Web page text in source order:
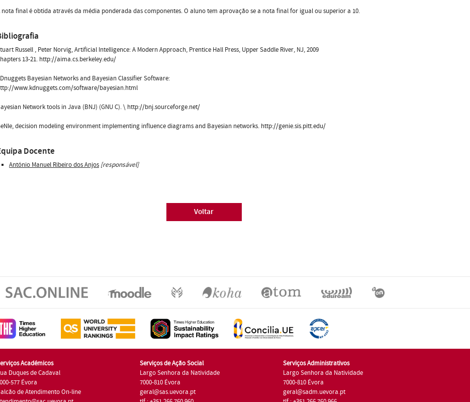
nota final é obtida através da média ponderada das componentes. O aluno tem aprovação se a nota final for igual ou superior a 10.
Russell , Peter Norvig, Artificial Intelligence: A Modern Approach, Prentice Hall Press, Upper Saddle River, NJ, 2009
13-21. http://aima.cs.berkeley.edu/
Bayesian Networks and Bayesian Classifier Software:
www.kdnuggets.com/software/bayesian.html
Network tools in Java (BNJ) (GNU C). \ http://bnj.sourceforge.net/
decision modeling environment implementing influence diagrams and Bayesian networks. http://genie.sis.pitt.edu/
Docente
António Manuel Ribeiro dos Anjos [responsável]
Voltar
Académicos
Duques de Cadaval
577 Évora
de Atendimento On-line
Serviços de Ação Social
Largo Senhora da Natividade
7000-810 Évora
geral@sas.uevora.pt
Serviços Administrativos
Largo Senhora da Natividade
7000-810 Évora
geral@sadm.uevora.pt